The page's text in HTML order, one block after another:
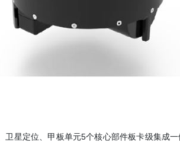
星定位、甲板单元5个核心部件板卡级集成